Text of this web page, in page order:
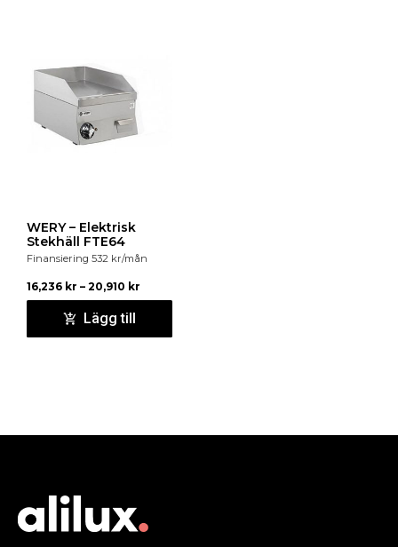
WERY – Elektrisk
Stekhäll FTE64
Finansiering 532 kr/mån
16,236 kr – 20,910 kr
Lägg till